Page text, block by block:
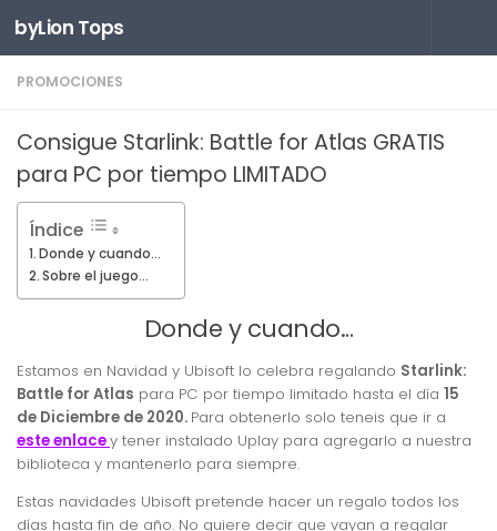
Saltar al contenido
byLion Tops
PROMOCIONES
Consigue Starlink: Battle for Atlas GRATIS
para PC por tiempo LIMITADO
Índice
Donde y cuando…
Sobre el juego…
Donde y cuando…
Estamos en Navidad y Ubisoft lo celebra regalando Starlink:
Battle for Atlas para PC por tiempo limitado hasta el día 15
de Diciembre de 2020. Para obtenerlo solo teneis que ir a
este enlacey tener instalado Uplay para agregarlo a nuestra
biblioteca y mantenerlo para siempre.
Estas navidades Ubisoft pretende hacer un regalo todos los
días hasta fin de año. No quiere decir que vayan a regalar